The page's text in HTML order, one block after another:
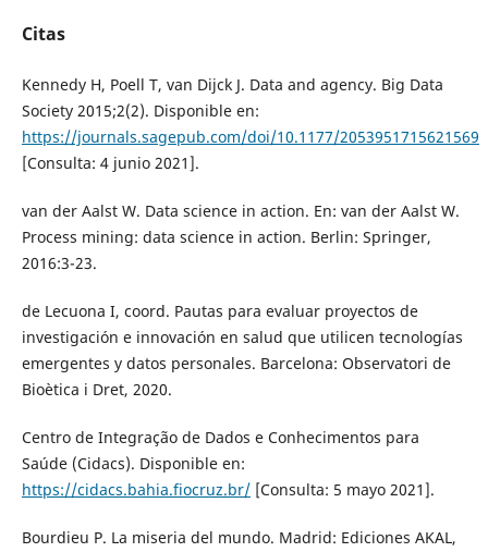
Citas
Kennedy H, Poell T, van Dijck J. Data and agency. Big Data
Society 2015;2(2). Disponible en:
https://journals.sagepub.com/doi/10.1177/2053951715621569
[Consulta: 4 junio 2021].
van der Aalst W. Data science in action. En: van der Aalst W.
Process mining: data science in action. Berlin: Springer,
2016:3-23.
de Lecuona I, coord. Pautas para evaluar proyectos de
investigación e innovación en salud que utilicen tecnologías
emergentes y datos personales. Barcelona: Observatori de
Bioètica i Dret, 2020.
Centro de Integração de Dados e Conhecimentos para
Saúde (Cidacs). Disponible en:
https://cidacs.bahia.fiocruz.br/[Consulta: 5 mayo 2021].
Bourdieu P. La miseria del mundo. Madrid: Ediciones AKAL,